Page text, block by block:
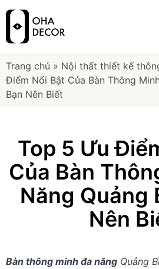
Trang chủ » Nội thất thiết kế
Điểm Nổi Bật Của Bàn Thông
Bạn Nên Biết
Top 5 Ưu
Của Bàn
Năng Quảng
Nên
Bàn thông minh đa năng Quảng